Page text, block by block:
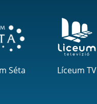
Séta Líceum TV